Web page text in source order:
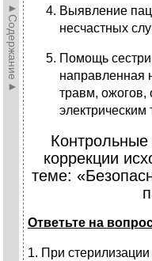
►Содержание►
Выявление
несчастных
Помощь
направленная
травм, ожогов,
электрическим
коррекции
теме:
Ответьте на
1. При